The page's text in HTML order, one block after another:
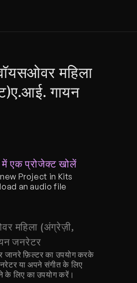
महिला
गायन
में एक प्रोजेक्ट खोलें
Project in Kits
an audio file
महिला (अंग्रेज़ी,
जनरेटर
फ़िल्टर का उपयोग करके
या अपने संगीत के लिए
के लिए का उपयोग करें।